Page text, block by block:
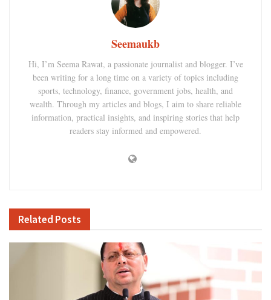
Seemaukb
Hi, I’m Seema Rawat, a passionate journalist and blogger. I’ve
been writing for a long time on a variety of topics including
sports, technology, finance, government jobs, health, and
wealth. Through my articles and blogs, I aim to share reliable
information, practical insights, and inspiring stories that help
readers stay informed and empowered.
Related Posts